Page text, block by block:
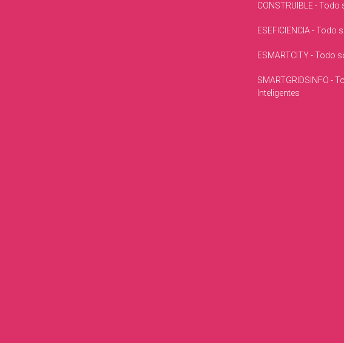
CONSTRUIBLE -
ESEFICIENCIA - Todo
ESMARTCITY - Todo
SMARTGRIDSINFO -
Inteligentes